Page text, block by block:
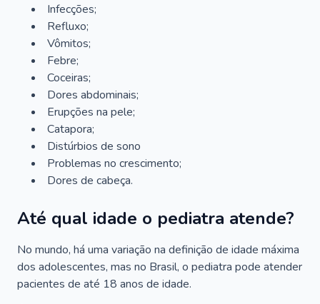
Infecções;
Refluxo;
Vômitos;
Febre;
Coceiras;
Dores abdominais;
Erupções na pele;
Catapora;
Distúrbios de sono
Problemas no crescimento;
Dores de cabeça.
Até qual idade o pediatra atende?
No mundo, há uma variação na definição de idade máxima
dos adolescentes, mas no Brasil, o pediatra pode atender
pacientes de até 18 anos de idade.